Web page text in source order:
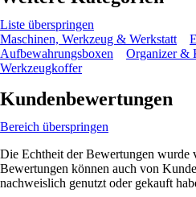
Liste überspringen
Maschinen, Werkzeug & Werkstatt
Aufbewahrungsboxen
Organizer &
Werkzeugkoffer
Kundenbewertungen
Bereich überspringen
Die Echtheit der Bewertungen wurde
Bewertungen können auch von
nachweislich genutzt oder gekauft